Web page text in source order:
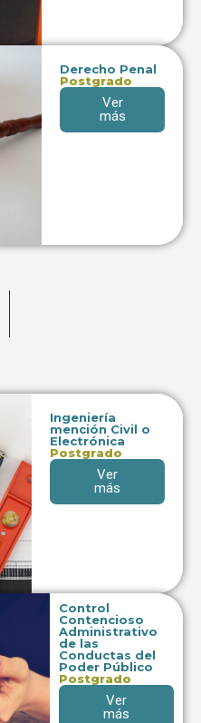
Derecho Penal
Postgrado
Ver
más
Ingeniería
mención Civil o
Electrónica
Postgrado
Ver
más
Control
Contencioso
Administrativo
de las
Conductas del
Poder Público
Postgrado
Ver
más